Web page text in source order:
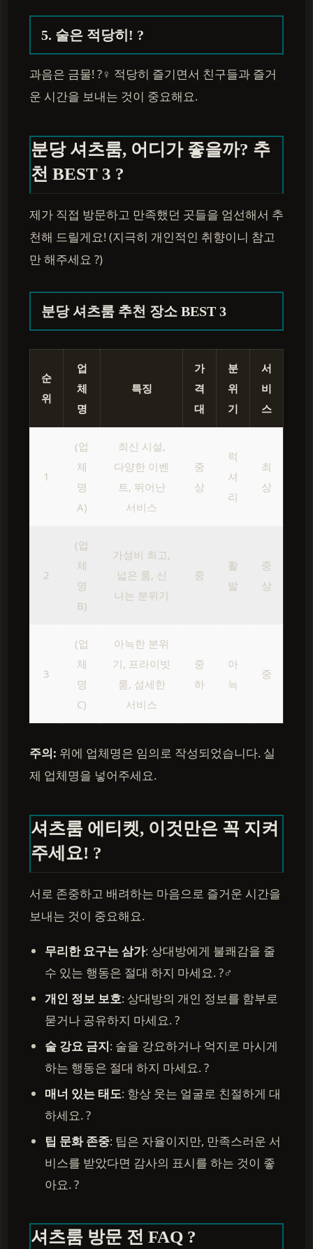
5. 술은 적당히! ?
과음은 금물! ?‍♀️ 적당히 즐기면서 친구들과 즐거
운 시간을 보내는 것이 중요해요.
분당 셔츠룸, 어디가 좋을까? 추
천 BEST 3 ?
제가 직접 방문하고 만족했던 곳들을 엄선해서 추
천해 드릴게요! (지극히 개인적인 취향이니 참고
만 해주세요 ?)
분당 셔츠룸 추천 장소 BEST 3
순
위
업
체
명
특징
가
격
대
분
위
기
서
비
스
1
(업
체
명
A)
최신 시설,
다양한 이벤
트, 뛰어난
서비스
중
상
럭
셔
리
최
상
2
(업
체
명
B)
가성비 최고,
넓은 룸, 신
나는 분위기
중
활
발
중
상
3
(업
체
명
C)
아늑한 분위
기, 프라이빗
룸, 섬세한
서비스
중
하
아
늑
중
주의: 위에 업체명은 임의로 작성되었습니다. 실
제 업체명을 넣어주세요.
셔츠룸 에티켓, 이것만은 꼭 지켜
주세요! ?
서로 존중하고 배려하는 마음으로 즐거운 시간을
보내는 것이 중요해요.
무리한 요구는 삼가: 상대방에게 불쾌감을 줄
수 있는 행동은 절대 하지 마세요. ?‍♂️
개인 정보 보호: 상대방의 개인 정보를 함부로
묻거나 공유하지 마세요. ?
술 강요 금지: 술을 강요하거나 억지로 마시게
하는 행동은 절대 하지 마세요. ?
매너 있는 태도: 항상 웃는 얼굴로 친절하게 대
하세요. ?
팁 문화 존중: 팁은 자율이지만, 만족스러운 서
비스를 받았다면 감사의 표시를 하는 것이 좋
아요. ?
셔츠룸 방문 전 FAQ ?